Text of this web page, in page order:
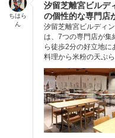
ちはら
ん
汐留芝離宮ビルデ
の個性的な専門店
汐留芝離宮ビルディ
は、7つの専門店が集
ら徒歩2分の好立地
料理から米粉の天ぷ